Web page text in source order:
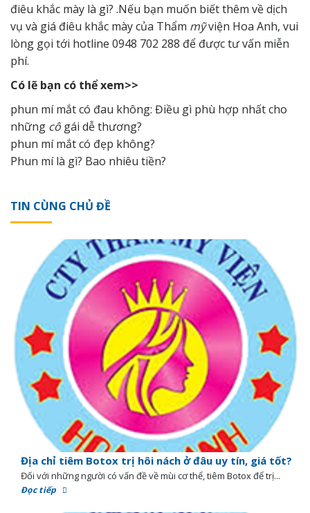
điêu khắc mày là gì? .Nếu bạn muốn biết thêm về dịch
vụ và giá điêu khắc mày của Thẩm mỹviện Hoa Anh, vui
lòng gọi tới hotline 0948 702 288 để được tư vấn miễn
phí.
Có lẽ bạn có thể xem>>
phun mí mắt có đau không: Điều gì phù hợp nhất cho
những cô gái dễ thương?
phun mí mắt có đẹp không?
Phun mí là gì? Bao nhiêu tiền?
TIN CÙNG CHỦ ĐỀ
Địa chỉ tiêm Botox trị hôi nách ở đâu uy tín, giá tốt?
Đối với những người có vấn đề về mùi cơ thể, tiêm Botox để trị...
Đọc tiếp